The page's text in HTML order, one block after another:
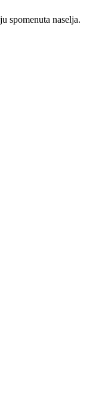
spomenuta naselja.